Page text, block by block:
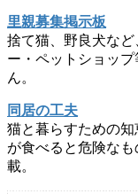
里親募集掲示板
捨て猫、野良犬な
ー・ペットショッ
ん。
同居の工夫
猫と暮らすための
が食べると危険な
載。